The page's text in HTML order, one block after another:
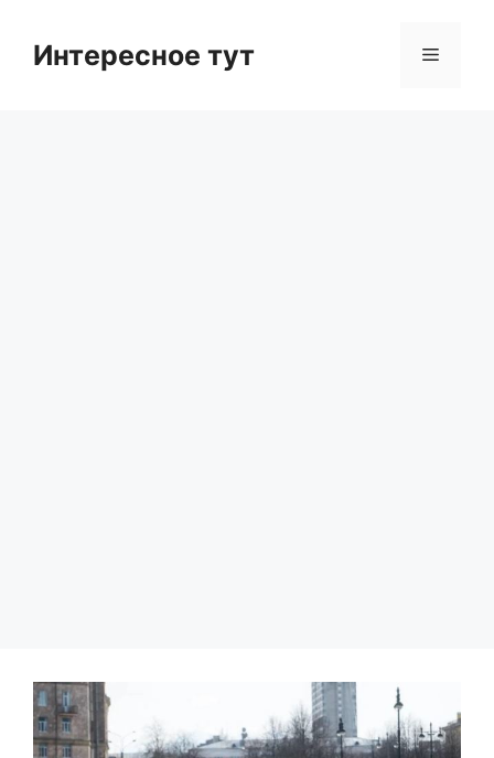
contentИнтересное тут Menu